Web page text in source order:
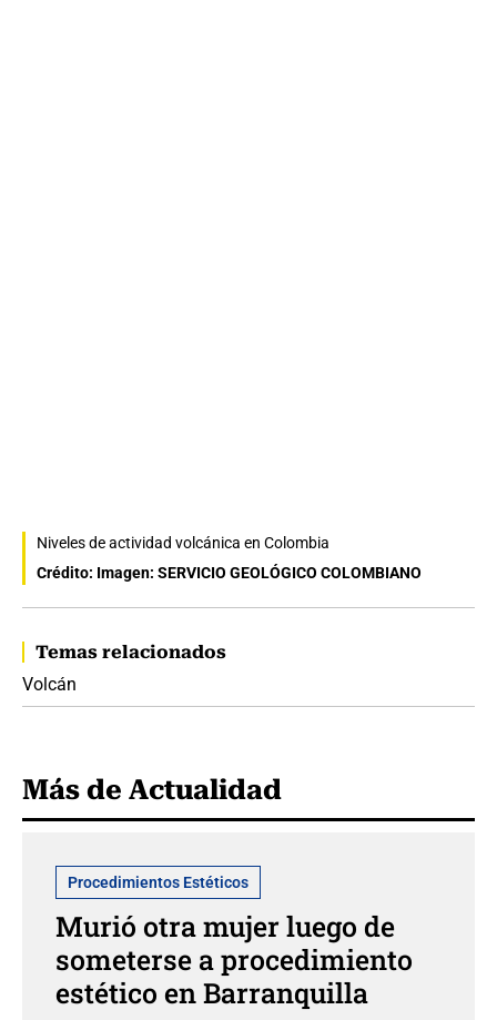
Niveles de actividad volcánica en Colombia
Crédito: Imagen: SERVICIO GEOLÓGICO COLOMBIANO
Temas relacionados
Volcán
Más de Actualidad
Procedimientos Estéticos
Murió otra mujer luego de
someterse a procedimiento
estético en Barranquilla